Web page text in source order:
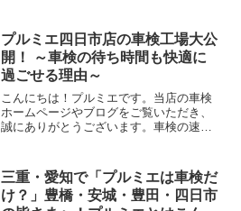
「車検をもっと分かりやすく、安心して
受けていただきたい」とい...
プルミエ四日市店の車検工場大公
開！ ～車検の待ち時間も快適に
過ごせる理由～
こんにちは！プルミエです。当店の車検
ホームページやブログをご覧いただき、
誠にありがとうございます。車検の速太
く思います。さて。このブログをご覧い
ただいている方の中には、...
三重・愛知で「プルミエは車検だ
け？」豊橋・安城・豊田・四日市